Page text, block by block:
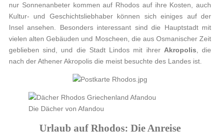
nur Sonnenanbeter kommen auf Rhodos auf ihre Kosten, auch
Kultur- und Geschichtsliebhaber können sich einiges auf der
Insel ansehen. Besonders interessant sind die Hauptstadt mit
vielen alten Gebäuden und Moscheen, die aus Osmanischer Zeit
geblieben sind, und die Stadt Lindos mit ihrer Akropolis , die
nach der Athener Akropolis die meist besuchte des Landes ist.
Die Dächer von Afandou
Urlaub auf Rhodos: Die Anreise